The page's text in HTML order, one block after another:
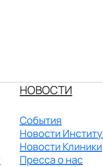
НОВОСТИ
События
Новости
Новости Клиники
Пресса о нас